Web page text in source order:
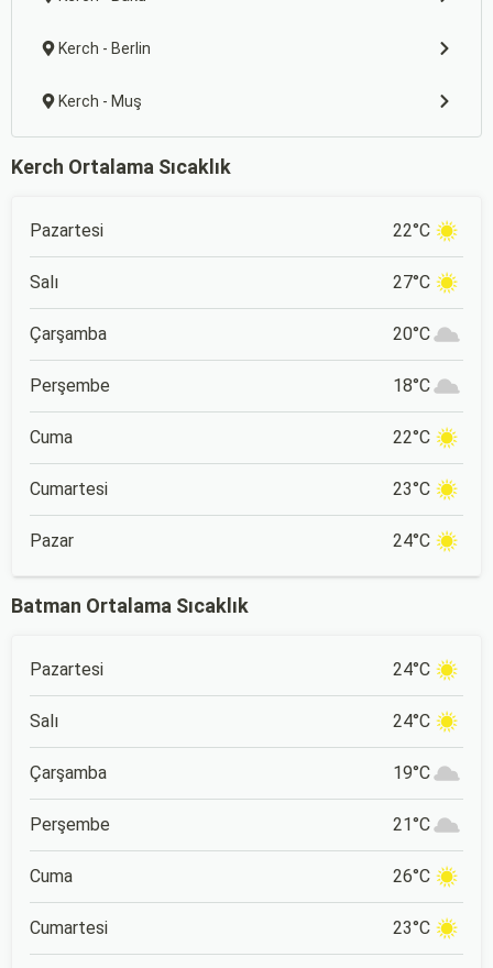
Kerch - Berlin
Kerch - Muş
Kerch Ortalama Sıcaklık
Pazartesi 22°C
Salı 27°C
Çarşamba 20°C
Perşembe 18°C
Cuma 22°C
Cumartesi 23°C
Pazar 24°C
Batman Ortalama Sıcaklık
Pazartesi 24°C
Salı 24°C
Çarşamba 19°C
Perşembe 21°C
Cuma 26°C
Cumartesi 23°C